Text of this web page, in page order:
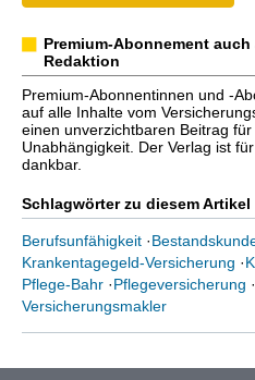
Premium-Abonnement
Redaktion
Premium-Abonnentinnen und -
auf alle Inhalte vom
einen unverzichtbaren Beitrag
Unabhängigkeit. Der Verlag ist
dankbar.
Schlagwörter zu diesem Artikel
Berufsunfähigkeit ·
Krankentagegeld-Versicherung ·
Pflege-Bahr ·Pflegeversicherung ·
Versicherungsmakler